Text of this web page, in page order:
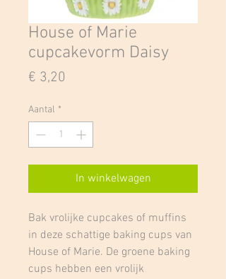
House of Marie
cupcakevorm Daisy
€ 3,20
Aantal *
In winkelwagen
Bak vrolijke cupcakes of muffins
in deze schattige baking cups van
House of Marie. De groene baking
cups hebben een vrolijk